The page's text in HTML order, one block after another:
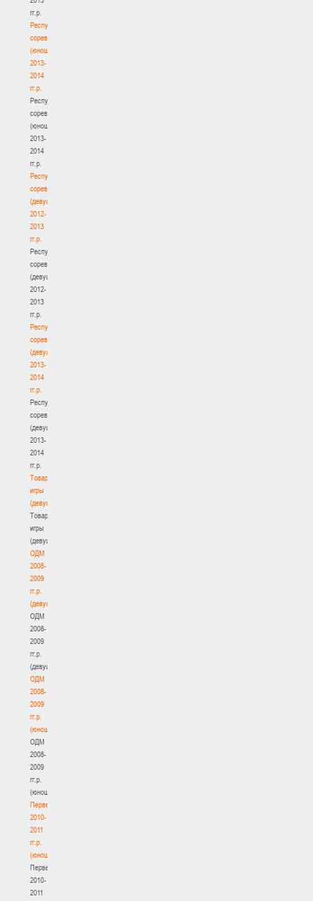
гг.р.
Республиканские
соревнования
(юноши)
2013-
2014
гг.р.
Республиканские
соревнования
(юноши)
2013-
2014
гг.р.
Республиканские
соревнования
(девушки)
2012-
2013
гг.р.
Республиканские
соревнования
(девушки)
2012-
2013
гг.р.
Республиканские
соревнования
(девушки)
2013-
2014
гг.р.
Республиканские
соревнования
(девушки)
2013-
2014
гг.р.
Товарищеские
игры
(девушки)
Товарищеские
игры
(девушки)
ОДМ
2008-
2009
гг.р.
(девушки)
ОДМ
2008-
2009
гг.р.
(девушки)
ОДМ
2008-
2009
гг.р.
(юноши)
ОДМ
2008-
2009
гг.р.
(юноши)
Первенство
2010-
2011
гг.р.
(юноши)
Первенство
2010-
2011